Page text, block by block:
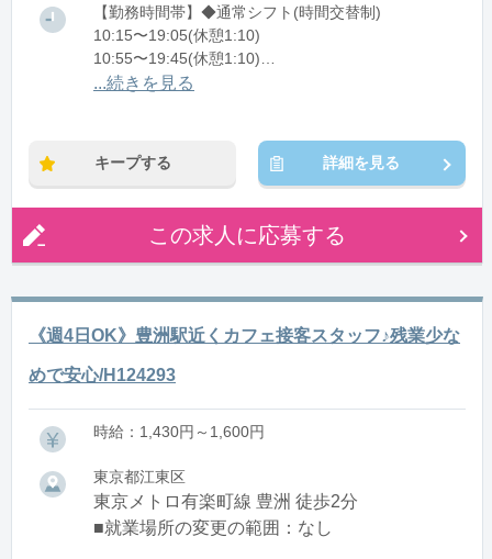
【勤務時間帯】◆通常シフト(時間交替制)
10:15〜19:05(休憩1:10)
10:55〜19:45(休憩1:10)
11:30〜20:20(休憩1:10)
※残業：0〜2時間程度/月
...続きを見る
キープする 詳細を見る
この求人に応募する
《週4日OK》豊洲駅近くカフェ接客スタッフ♪残業少な
めで安心/H124293
時給：1,430円～1,600円
東京都江東区
東京メトロ有楽町線 豊洲 徒歩2分
■就業場所の変更の範囲：なし